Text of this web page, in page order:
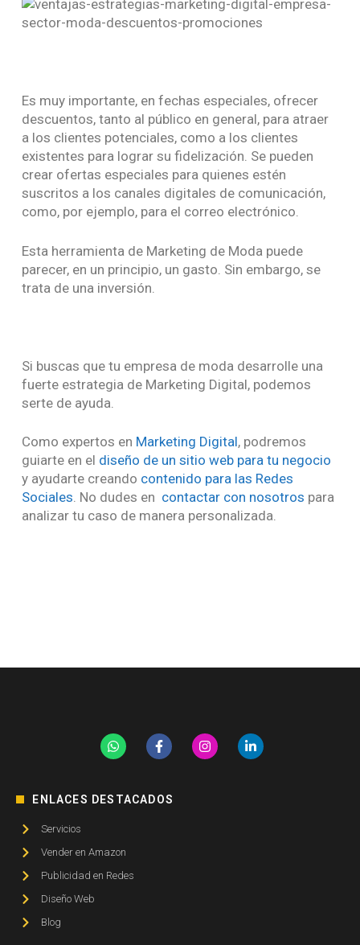
Es muy importante, en fechas especiales, ofrecer
descuentos, tanto al público en general, para atraer
a los clientes potenciales, como a los clientes
existentes para lograr su fidelización. Se pueden
crear ofertas especiales para quienes estén
suscritos a los canales digitales de comunicación,
como, por ejemplo, para el correo electrónico.
Esta herramienta de Marketing de Moda puede
parecer, en un principio, un gasto. Sin embargo, se
trata de una inversión.
Si buscas que tu empresa de moda desarrolle una
fuerte estrategia de Marketing Digital, podemos
serte de ayuda.
Como expertos en Marketing Digital, podremos
guiarte en el diseño de un sitio web para tu negocio
y ayudarte creando contenido para las Redes
Sociales. No dudes en contactar con nosotros para
analizar tu caso de manera personalizada.
ENLACES DESTACADOS
Servicios
Vender en Amazon
Publicidad en Redes
Diseño Web
Blog